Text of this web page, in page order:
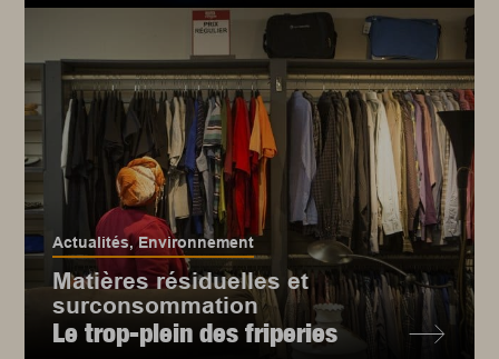
Actualités,Environnement
Matières résiduelles et
surconsommation
Le trop-plein des friperies